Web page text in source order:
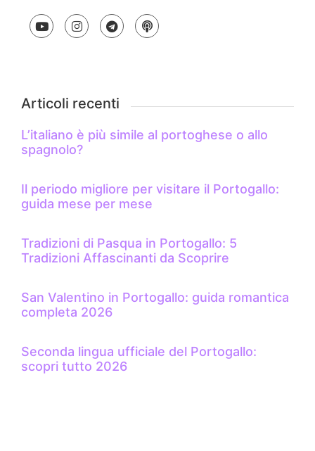
Articoli recenti
L’italiano è più simile al portoghese o allo
spagnolo?
Il periodo migliore per visitare il Portogallo:
guida mese per mese
Tradizioni di Pasqua in Portogallo: 5
Tradizioni Affascinanti da Scoprire
San Valentino in Portogallo: guida romantica
completa 2026
Seconda lingua ufficiale del Portogallo:
scopri tutto 2026